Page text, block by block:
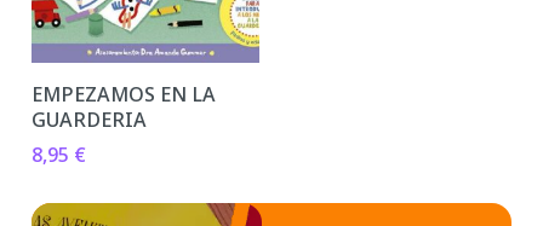
EMPEZAMOS EN LA
GUARDERIA
8,95 €